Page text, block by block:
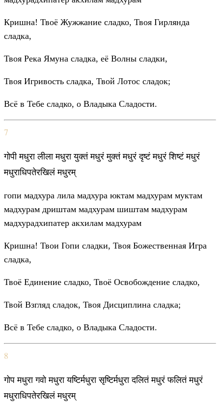
Кришна! Твоё Жужжание сладко, Твоя Гирлянда
сладка,
Твоя Река Ямуна сладка, её Волны сладки,
Твоя Игривость сладка, Твой Лотос сладок;
Всё в Тебе сладко, о Владыка Сладости.
7
गोपी मधुरा लीला मधुरा युक्तं मधुरं मुक्तं मधुरं दृष्टं मधुरं शिष्टं मधुरं
मधुराधिपतेरखिलं मधुरम्
гопи мадхура лила мадхура юктам мадхурам муктам
мадхурам дриштам мадхурам шиштам мадхурам
мадхурадхипатер акхилам мадхурам
Кришна! Твои Гопи сладки, Твоя Божественная Игра
сладка,
Твоё Единение сладко, Твоё Освобождение сладко,
Твой Взгляд сладок, Твоя Дисциплина сладка;
Всё в Тебе сладко, о Владыка Сладости.
8
गोप मधुरा गवो मधुरा यष्टिर्मधुरा सृष्टिर्मधुरा दलितं मधुरं फलितं मधुरं
मधुराधिपतेरखिलं मधुरम्